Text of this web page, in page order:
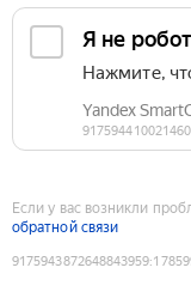
Если у вас возникли
обратной связи
9175943872648843959: